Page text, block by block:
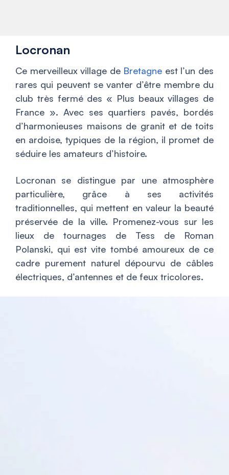
Locronan
Ce merveilleux village de Bretagne est l’un des
rares qui peuvent se vanter d’être membre du
club très fermé des « Plus beaux villages de
France ». Avec ses quartiers pavés, bordés
d’harmonieuses maisons de granit et de toits
en ardoise, typiques de la région, il promet de
séduire les amateurs d’histoire.
Locronan se distingue par une atmosphère
particulière, grâce à ses activités
traditionnelles, qui mettent en valeur la beauté
préservée de la ville. Promenez-vous sur les
lieux de tournages de Tess de Roman
Polanski, qui est vite tombé amoureux de ce
cadre purement naturel dépourvu de câbles
électriques, d’antennes et de feux tricolores.